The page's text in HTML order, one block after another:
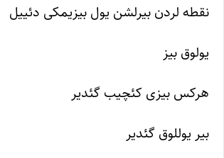
نقطه لردن بیرلشن یول بیزیمکی دئییل
یولوق بیز
هرکس بیزی کئچیب گئدیر
بیر یوللوق گئدیر